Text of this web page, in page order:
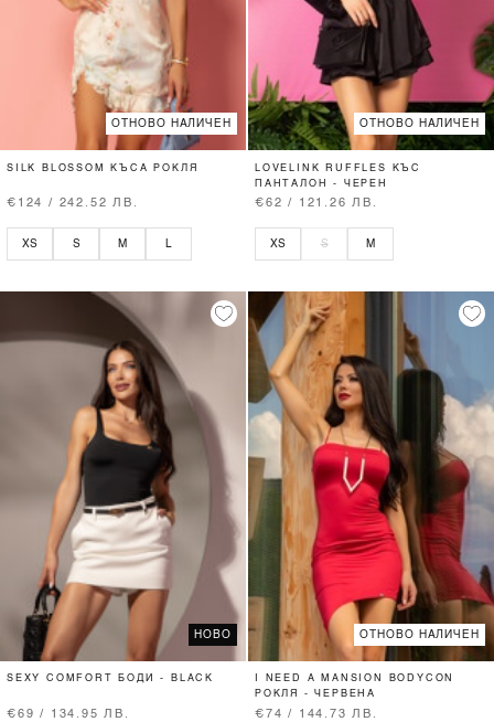
ОТНОВО НАЛИЧЕН
SILK BLOSSOM КЪСА РОКЛЯ
€124 / 242.52 ЛВ.
XS S M L
ОТНОВО НАЛИЧЕН
LOVELINK RUFFLES КЪС
ПАНТАЛОН - ЧЕРЕН
€62 / 121.26 ЛВ.
XS S M
НОВО
SEXY COMFORT БОДИ - BLACK
€69 / 134.95 ЛВ.
ОТНОВО НАЛИЧЕН
I NEED A MANSION BODYCON
РОКЛЯ - ЧЕРВЕНА
€74 / 144.73 ЛВ.